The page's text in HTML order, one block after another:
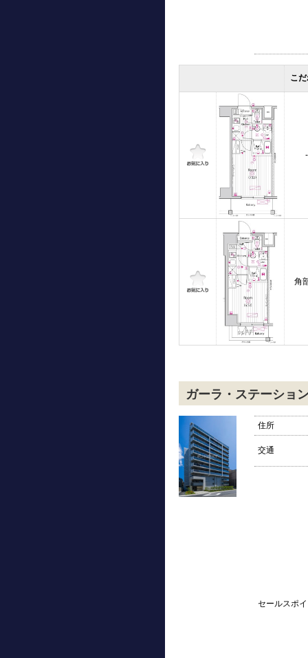
こ
-
角
ガーラ・ステーショ
住所
交通
セールスポ